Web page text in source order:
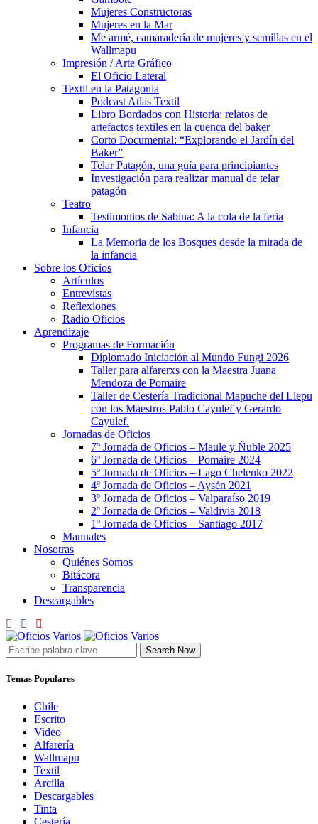
Mujeres Constructoras
Mujeres en la Mar
Me armé, camaradería de mujeres y semillas en el
Wallmapu
Impresión / Arte Gráfico
El Oficio Lateral
Textil en la Patagonia
Podcast Atlas Textil
Libro Bordados con Historia: relatos de
artefactos textiles en la cuenca del baker
Corto Documental: “Explorando el Jardín del
Baker”
Telar Patagón, una guía para principiantes
Investigación para realizar manual de telar
patagón
Teatro
Testimonios de Sabina: A la cola de la feria
Infancia
La Memoria de los Bosques desde la mirada de
la infancia
Sobre los Oficios
Artículos
Entrevistas
Reflexiones
Radio Oficios
Aprendizaje
Programas de Formación
Diplomado Iniciación al Mundo Fungi 2026
Taller para alfarerxs con la Maestra Juana
Mendoza de Pomaire
Taller de Cestería Tradicional Mapuche del Llepu
con los Maestros Pablo Cayulef y Gerardo
Cayulef.
Jornadas de Oficios
7º Jornada de Oficios – Maule y Ñuble 2025
6º Jornada de Oficios – Pomaire 2024
5º Jornada de Oficios – Lago Chelenko 2022
4º Jornada de Oficios – Aysén 2021
3º Jornada de Oficios – Valparaíso 2019
2º Jornada de Oficios – Valdivia 2018
1º Jornada de Oficios – Santiago 2017
Manuales
Nosotras
Quiénes Somos
Bitácora
Transparencia
Descargables
Search Now
Temas Populares
Chile
Escrito
Video
Alfarería
Wallmapu
Textil
Arcilla
Descargables
Tinta
Cestería